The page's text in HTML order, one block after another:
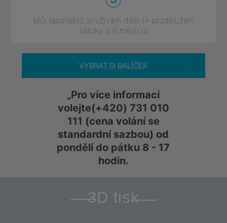
Můj spotřebič si užívám déle (+ prodloužení
záruky o 6 měsíců)
VYBRAT SI BALÍČEK
„Pro více informací
volejte(+420) 731 010
111 (cena volání se
standardní sazbou) od
pondělí do pátku 8 - 17
hodin.
3D tisk